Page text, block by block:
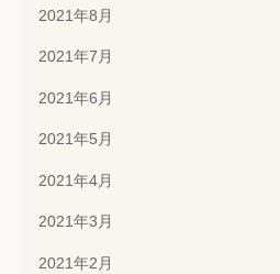
2021年8月
2021年7月
2021年6月
2021年5月
2021年4月
2021年3月
2021年2月